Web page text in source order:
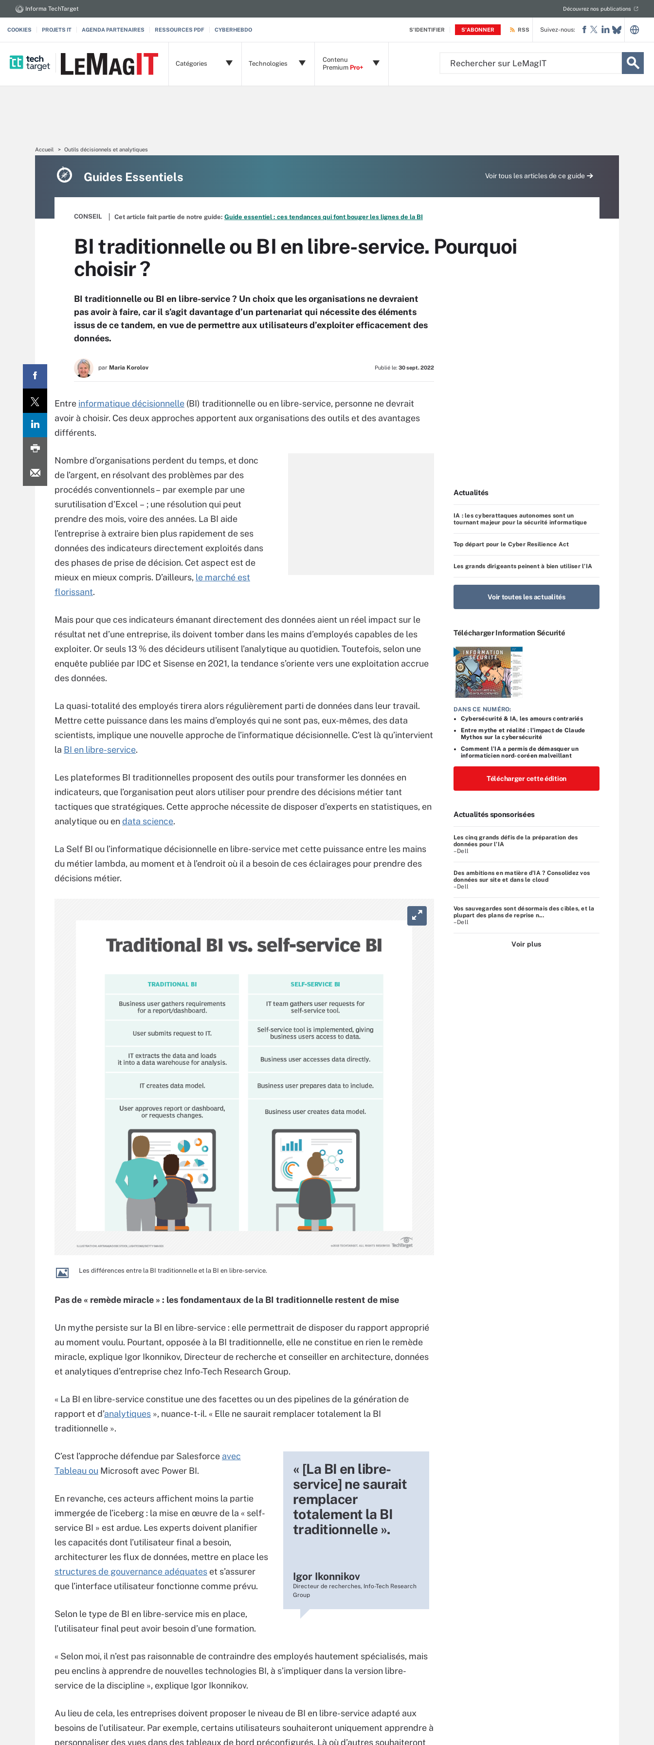
S'IDENTIFIER S'ABONNER
Informa TechTarget Découvrez nos publications
COOKIES PROJETS IT AGENDA PARTENAIRES RESSOURCES PDF CYBERHEBDO RSS
Catégories Technologies
Contenu
Premium Pro+
Suivez-nous:
Accueil Outils décisionnels et analytiques
Guides Essentiels Voir tous les articles de ce guide
CONSEIL Cet article fait partie de notre guide: Guide essentiel : ces tendances qui font bouger les lignes de la BI
BI traditionnelle ou BI en libre-service. Pourquoi
choisir ?
BI traditionnelle ou BI en libre-service ? Un choix que les organisations ne devraient
pas avoir à faire, car il s’agit davantage d’un partenariat qui nécessite des éléments
issus de ce tandem, en vue de permettre aux utilisateurs d’exploiter efficacement des
données.
par Maria Korolov Publié le: 30 sept. 2022
Entre informatique décisionnelle (BI) traditionnelle ou en libre-service, personne ne devrait
avoir à choisir. Ces deux approches apportent aux organisations des outils et des avantages
différents.
Nombre d’organisations perdent du temps, et donc
de l’argent, en résolvant des problèmes par des
procédés conventionnels – par exemple par une
surutilisation d’Excel – ; une résolution qui peut
prendre des mois, voire des années. La BI aide
l’entreprise à extraire bien plus rapidement de ses
données des indicateurs directement exploités dans
des phases de prise de décision. Cet aspect est de
mieux en mieux compris. D’ailleurs, le marché est
florissant.
Mais pour que ces indicateurs émanant directement des données aient un réel impact sur le
résultat net d’une entreprise, ils doivent tomber dans les mains d’employés capables de les
exploiter. Or seuls 13 % des décideurs utilisent l’analytique au quotidien. Toutefois, selon une
enquête publiée par IDC et Sisense en 2021, la tendance s’oriente vers une exploitation accrue
des données.
La quasi-totalité des employés tirera alors régulièrement parti de données dans leur travail.
Mettre cette puissance dans les mains d’employés qui ne sont pas, eux-mêmes, des data
scientists, implique une nouvelle approche de l’informatique décisionnelle. C’est là qu’intervient
la BI en libre-service.
Les plateformes BI traditionnelles proposent des outils pour transformer les données en
indicateurs, que l’organisation peut alors utiliser pour prendre des décisions métier tant
tactiques que stratégiques. Cette approche nécessite de disposer d’experts en statistiques, en
analytique ou endata science.
La Self BI ou l’informatique décisionnelle en libre-service met cette puissance entre les mains
du métier lambda, au moment et à l’endroit où il a besoin de ces éclairages pour prendre des
décisions métier.
Les différences entre la BI traditionnelle et la BI en libre-service.
Pas de « remède miracle » : les fondamentaux de la BI traditionnelle restent de mise
Un mythe persiste sur la BI en libre-service : elle permettrait de disposer du rapport approprié
au moment voulu. Pourtant, opposée à la BI traditionnelle, elle ne constitue en rien le remède
miracle, explique Igor Ikonnikov, Directeur de recherche et conseiller en architecture, données
et analytiques d’entreprise chez Info-Tech Research Group.
« La BI en libre-service constitue une des facettes ou un des pipelines de la génération de
rapport et d’analytiques », nuance-t-il. « Elle ne saurait remplacer totalement la BI
traditionnelle ».
« [La BI en libre-
service] ne saurait
remplacer
totalement la BI
traditionnelle ».
Igor Ikonnikov
Directeur de recherches, Info-Tech Research
Group
C’est l’approche défendue par Salesforce avec
Tableau ou Microsoft avec Power BI.
En revanche, ces acteurs affichent moins la partie
immergée de l’iceberg : la mise en œuvre de la « self-
service BI » est ardue. Les experts doivent planifier
les capacités dont l’utilisateur final a besoin,
architecturer les flux de données, mettre en place les
structures de gouvernance adéquates et s’assurer
que l’interface utilisateur fonctionne comme prévu.
Selon le type de BI en libre-service mis en place,
l’utilisateur final peut avoir besoin d’une formation.
« Selon moi, il n’est pas raisonnable de contraindre des employés hautement spécialisés, mais
peu enclins à apprendre de nouvelles technologies BI, à s’impliquer dans la version libre-
service de la discipline », explique Igor Ikonnikov.
Au lieu de cela, les entreprises doivent proposer le niveau de BI en libre-service adapté aux
besoins de l’utilisateur. Par exemple, certains utilisateurs souhaiteront uniquement apprendre à
personnaliser des vues dans des tableaux de bord préconfigurés. Là où d’autres souhaiteront
Actualités
IA : les cyberattaques autonomes sont un
tournant majeur pour la sécurité informatique
Top départ pour le Cyber Resilience Act
Les grands dirigeants peinent à bien utiliser l’IA
Voir toutes les actualités
Télécharger Information Sécurité
DANS CE NUMÉRO:
Cybersécurité & IA, les amours contrariés
Entre mythe et réalité : l’impact de Claude
Mythos sur la cybersécurité
Comment l’IA a permis de démasquer un
informaticien nord-coréen malveillant
Télécharger cette édition
Actualités sponsorisées
Les cinq grands défis de la préparation des
données pour l’IA
–Dell
Des ambitions en matière d'IA ? Consolidez vos
données sur site et dans le cloud
–Dell
Vos sauvegardes sont désormais des cibles, et la
plupart des plans de reprise n...
–Dell
Voir plus